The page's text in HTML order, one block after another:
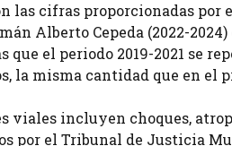
las cifras proporcionadas
Alberto Cepeda (2022-
que el periodo 2019-2021 se
la misma cantidad que en el
viales incluyen choques,
por el Tribunal de Justicia